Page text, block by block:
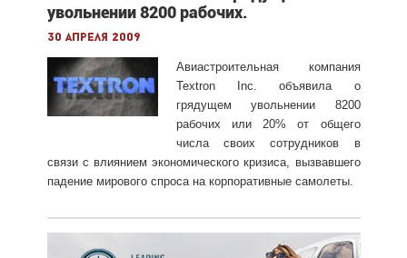
увольнении 8200 рабочих.
30 апреля 2009
Авиастроительная компания
Textron Inc. объявила о
грядущем увольнении 8200
рабочих или 20% от общего
числа своих сотрудников в
связи с влиянием экономического кризиса, вызвавшего
падение мирового спроса на корпоративные самолеты.